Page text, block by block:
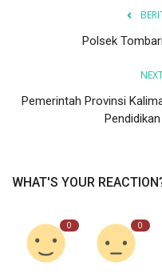
Polsek
Pemerintah Provinsi
Pendidikan
WHAT'S YOUR
0 0